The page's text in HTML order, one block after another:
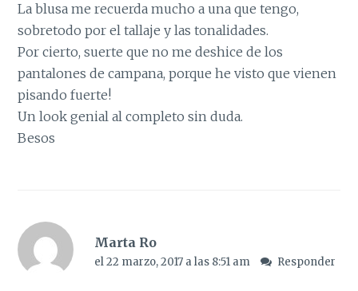
La blusa me recuerda mucho a una que tengo,
sobretodo por el tallaje y las tonalidades.
Por cierto, suerte que no me deshice de los
pantalones de campana, porque he visto que vienen
pisando fuerte!
Un look genial al completo sin duda.
Besos
Marta Ro
el 22 marzo, 2017 a las 8:51 am Responder